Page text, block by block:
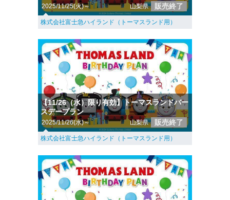
2025/11/25(火)～ 山梨県 販売終了
株式会社富士急ハイランド（トーマスランド用）
【11/26（水）限り有効】トーマスランドバー
スデープラン
2025/11/26(水)～ 山梨県 販売終了
株式会社富士急ハイランド（トーマスランド用）